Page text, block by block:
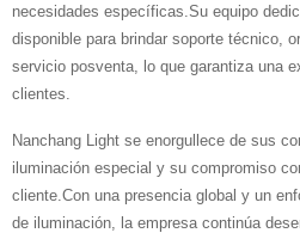
necesidades específicas.Su equipo
disponible para brindar soporte técnico,
servicio posventa, lo que garantiza una
clientes.
Nanchang Light se enorgullece de sus
iluminación especial y su compromiso
cliente.Con una presencia global y un
de iluminación, la empresa continúa